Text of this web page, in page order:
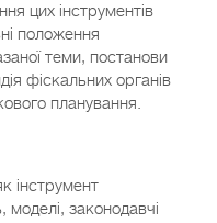
цих інструментів
положення
теми, постанови
фіскальних органів
планування.
інструмент
моделі, законодавчі